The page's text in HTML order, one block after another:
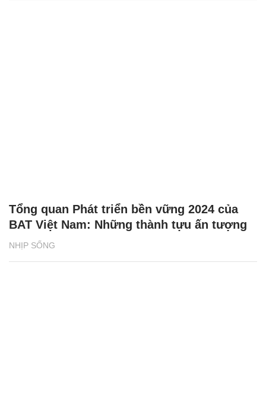
NHỊP SỐNG
Tổng quan Phát triển bền vững 2024 của
BAT Việt Nam: Những thành tựu ấn tượng